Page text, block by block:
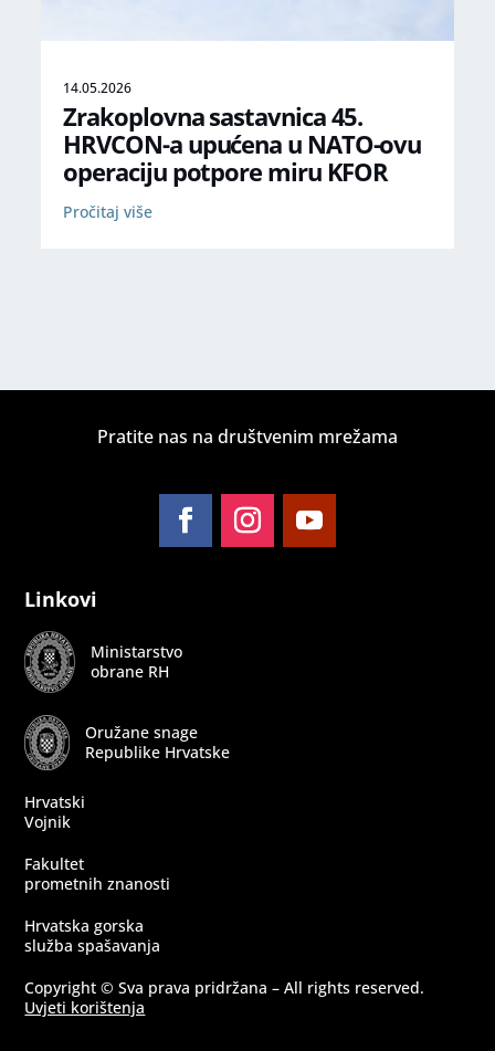
14.05.2026
Zrakoplovna sastavnica 45.
HRVCON-a upućena u NATO-ovu
operaciju potpore miru KFOR
Pročitaj više
Pratite nas na društvenim mrežama
Linkovi
Ministarstvo
obrane RH
Oružane snage
Republike Hrvatske
Hrvatski
Vojnik
Fakultet
prometnih znanosti
Hrvatska gorska
služba spašavanja
Copyright © Sva prava pridržana – All rights reserved.
Uvjeti korištenja